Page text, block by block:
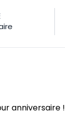
anniversaire !